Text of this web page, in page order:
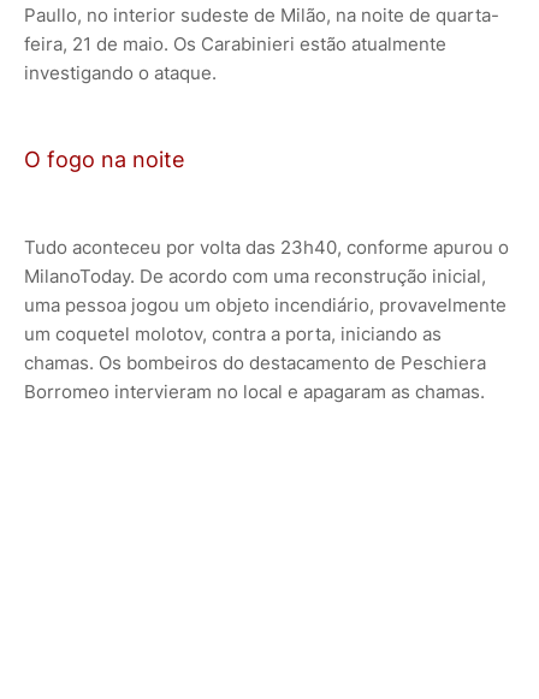
Paullo, no interior sudeste de Milão, na noite de quarta-
feira, 21 de maio. Os Carabinieri estão atualmente
investigando o ataque.
O fogo na noite
Tudo aconteceu por volta das 23h40, conforme apurou o
MilanoToday. De acordo com uma reconstrução inicial,
uma pessoa jogou um objeto incendiário, provavelmente
um coquetel molotov, contra a porta, iniciando as
chamas. Os bombeiros do destacamento de Peschiera
Borromeo intervieram no local e apagaram as chamas.